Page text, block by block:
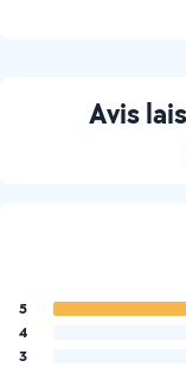
Avis
5
4
3